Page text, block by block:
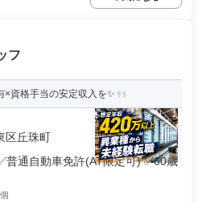
フ
資格手当の安定収入を✨
区丘珠町
普通自動車免許(AT限定可) ✅60歳